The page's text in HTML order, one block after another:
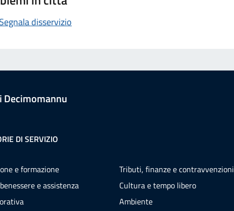
Segnala disservizio
Decimomannu
DI SERVIZIO
e formazione
e assistenza
Tributi, finanze e contravvenzioni
Cultura e tempo libero
Ambiente